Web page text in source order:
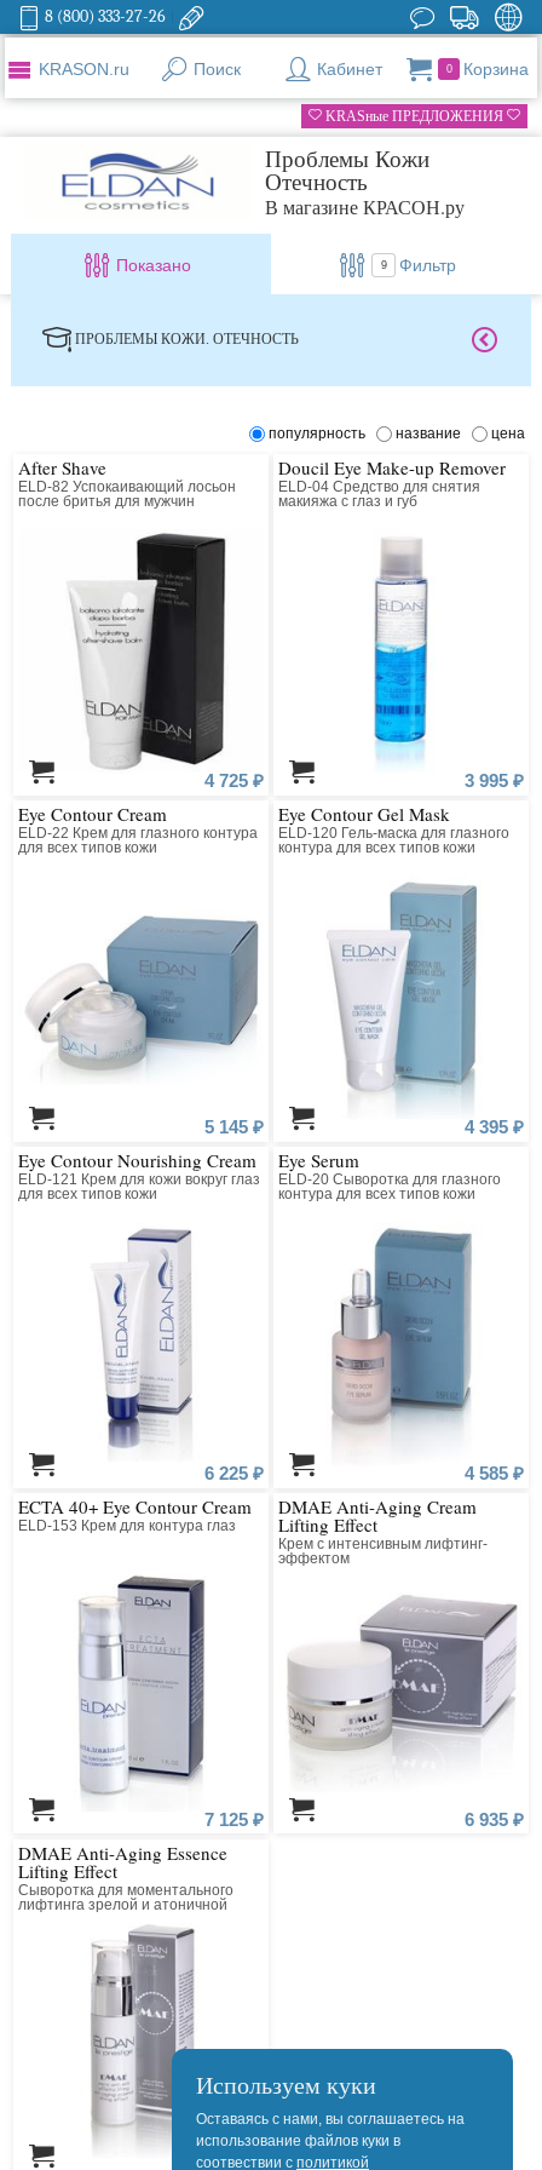
8 (800) 333-27-26
KRASON.ru Поиск Кабинет 0 Корзина
KRASные ПРЕДЛОЖЕНИЯ
Проблемы Кожи
Отечность
В магазине КРАСОН.ру
Показано 9 Фильтр
ПРОБЛЕМЫ КОЖИ. ОТЕЧНОСТЬ
популярность название цена
After Shave
ELD-82 Успокаивающий лосьон
после бритья для мужчин
4 725 ₽
Doucil Eye Make-up Remover
ELD-04 Средство для снятия
макияжа с глаз и губ
3 995 ₽
Eye Contour Cream
ELD-22 Крем для глазного контура
для всех типов кожи
5 145 ₽
Eye Contour Gel Mask
ELD-120 Гель-маска для глазного
контура для всех типов кожи
4 395 ₽
Eye Contour Nourishing Cream
ELD-121 Крем для кожи вокруг глаз
для всех типов кожи
6 225 ₽
Eye Serum
ELD-20 Сыворотка для глазного
контура для всех типов кожи
4 585 ₽
ECTA 40+ Eye Contour Cream
ELD-153 Крем для контура глаз
7 125 ₽
DMAE Anti-Aging Cream
Lifting Effect
Крем с интенсивным лифтинг-
эффектом
6 935 ₽
DMAE Anti-Aging Essence
Lifting Effect
Сыворотка для моментального
лифтинга зрелой и атоничной
6 350 ₽
Используем куки
Оставаясь с нами, вы соглашаетесь на
использование файлов куки в
соотвествии с политикой